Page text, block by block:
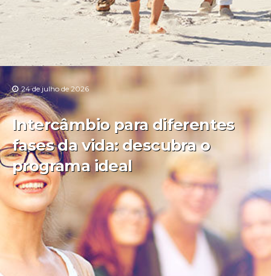
24 de julho de 2026
Intercâmbio para diferentes
fases da vida: descubra o
programa ideal